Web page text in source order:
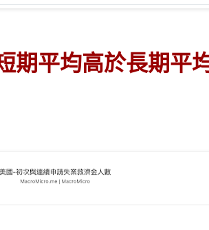
期平均高於長期平